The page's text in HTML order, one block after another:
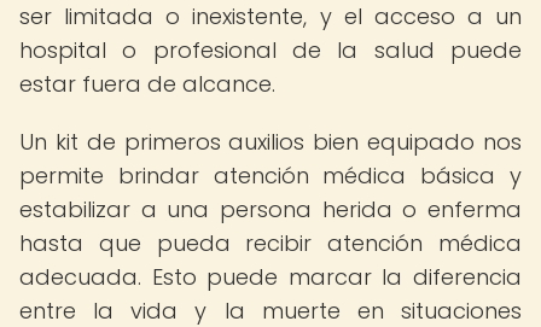
ser limitada o inexistente, y el acceso a un
hospital o profesional de la salud puede
estar fuera de alcance.
Un kit de primeros auxilios bien equipado nos
permite brindar atención médica básica y
estabilizar a una persona herida o enferma
hasta que pueda recibir atención médica
adecuada. Esto puede marcar la diferencia
entre la vida y la muerte en situaciones